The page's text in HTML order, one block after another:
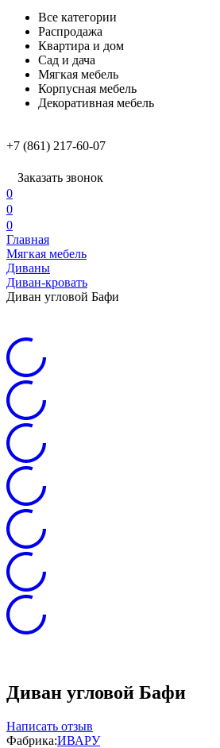
Все категории
Распродажа
Квартира и дом
Сад и дача
Мягкая мебель
Корпусная мебель
Декоративная мебель
+7 (861) 217-60-07
Заказать звонок
0
0
0
Главная
Мягкая мебель
Диваны
Диван-кровать
Диван угловой Бафи
Диван угловой Бафи
Написать отзыв
Фабрика:ИВАРУ